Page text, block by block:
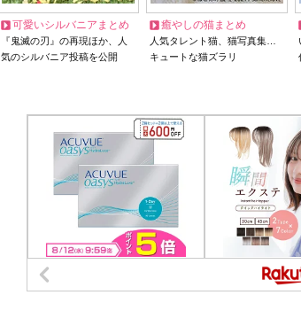
可愛いシルバニアまとめ
『鬼滅の刃』の再現ほか、人
気のシルバニア投稿を公開
癒やしの猫まとめ
人気タレント猫、猫写真集…
キュートな猫ズラリ